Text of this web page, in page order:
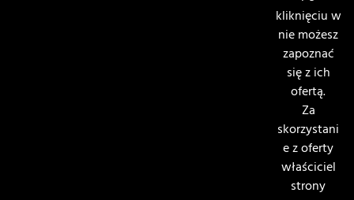
kliknięciu w
nie możesz
zapoznać
się z ich
ofertą.
Za
skorzystani
e z oferty
właściciel
strony